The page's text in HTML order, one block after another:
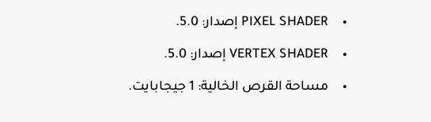
PIXEL SHADER إصدار: 5.0.
VERTEX SHADER إصدار: 5.0.
مساحة القرص الخالية: 1 جيجابايت.